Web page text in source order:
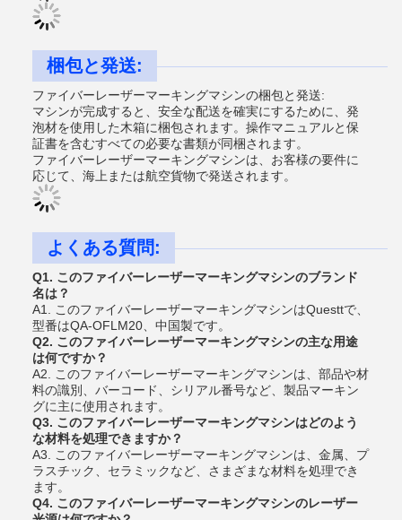
梱包と発送:
ファイバーレーザーマーキングマシンの梱包と発送:
マシンが完成すると、安全な配送を確実にするために、発
泡材を使用した木箱に梱包されます。操作マニュアルと保
証書を含むすべての必要な書類が同梱されます。
ファイバーレーザーマーキングマシンは、お客様の要件に
応じて、海上または航空貨物で発送されます。
よくある質問:
Q1. このファイバーレーザーマーキングマシンのブランド
名は？
A1. このファイバーレーザーマーキングマシンはQuesttで、
型番はQA-OFLM20、中国製です。
Q2. このファイバーレーザーマーキングマシンの主な用途
は何ですか？
A2. このファイバーレーザーマーキングマシンは、部品や材
料の識別、バーコード、シリアル番号など、製品マーキン
グに主に使用されます。
Q3. このファイバーレーザーマーキングマシンはどのよう
な材料を処理できますか？
A3. このファイバーレーザーマーキングマシンは、金属、プ
ラスチック、セラミックなど、さまざまな材料を処理でき
ます。
Q4. このファイバーレーザーマーキングマシンのレーザー